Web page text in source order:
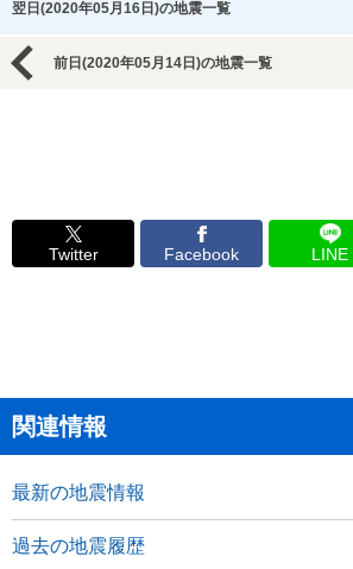
翌日(2020年05月16日)の地震一覧
前日(2020年05月14日)の地震一覧
Twitter Facebook LINE
関連情報
最新の地震情報
過去の地震履歴